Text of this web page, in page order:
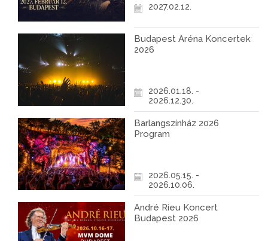
2027.02.12.
Budapest Aréna Koncertek
2026
2026.01.18. -
2026.12.30.
Barlangszínház 2026
Program
2026.05.15. -
2026.10.06.
André Rieu Koncert
Budapest 2026